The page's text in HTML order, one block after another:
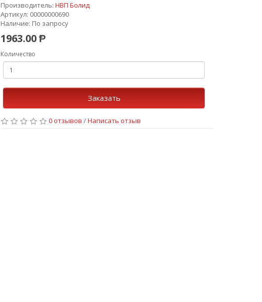
Производитель:НВП Болид
Артикул: 00000000690
Наличие: По запросу
1963.00 Ᵽ
Количество
Заказать
0 отзывов /Написать отзыв